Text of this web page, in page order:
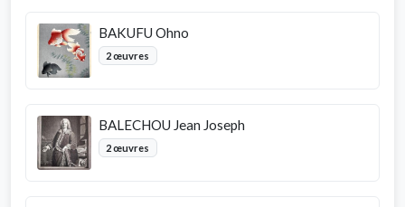
BAKUFU Ohno
2 œuvres
BALECHOU Jean Joseph
2 œuvres